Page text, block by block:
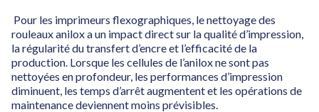
Pour les imprimeurs flexographiques, le nettoyage des
rouleaux anilox a un impact direct sur la qualité d’impression,
la régularité du transfert d’encre et l’efficacité de la
production. Lorsque les cellules de l’anilox ne sont pas
nettoyées en profondeur, les performances d’impression
diminuent, les temps d’arrêt augmentent et les opérations de
maintenance deviennent moins prévisibles.